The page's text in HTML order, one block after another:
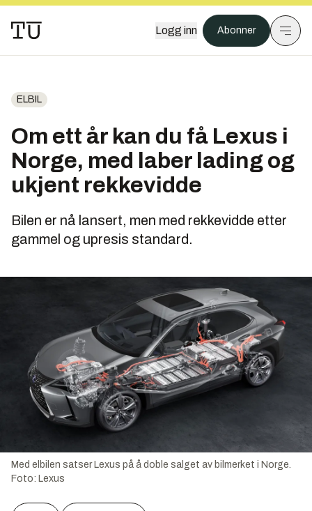
Logg inn Abonner
ELBIL
Om ett år kan du få Lexus i
Norge, med laber lading og
ukjent rekkevidde
Bilen er nå lansert, men med rekkevidde etter
gammel og upresis standard.
Med elbilen satser Lexus på å doble salget av bilmerket i Norge.
Foto: Lexus